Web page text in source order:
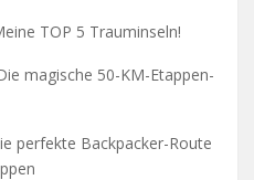
TOP 5 Trauminseln!
magische 50-KM-Etappen-
perfekte Backpacker-Route